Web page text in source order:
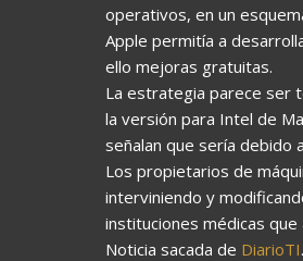
operativos, en un
Apple permitía a
ello mejoras gratuitas.
La estrategia parece ser
la versión para Intel de
señalan que sería debido
Los propietarios de
interviniendo y
instituciones médicas
Noticia sacada de DiarioTI.